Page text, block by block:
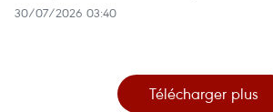
30/07/2026 03:40
Télécharger plus